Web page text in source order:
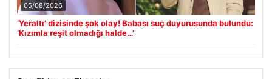
05/08/2026
‘Yeraltı’ dizisinde şok olay! Babası suç duyurusunda bulundu:
‘Kızımla reşit olmadığı halde…’